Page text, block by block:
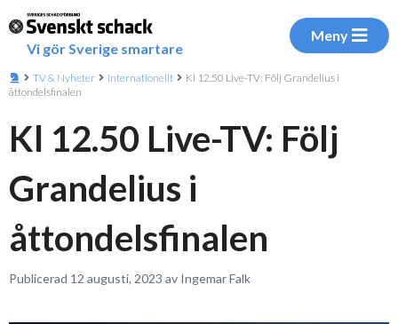
Vi gör Sverige smartare
Meny
TV & Nyheter Internationellt
Kl 12.50 Live-TV: Följ Grandelius i
åttondelsfinalen
Kl 12.50 Live-TV: Följ
Grandelius i
åttondelsfinalen
Publicerad 12 augusti, 2023 av Ingemar Falk